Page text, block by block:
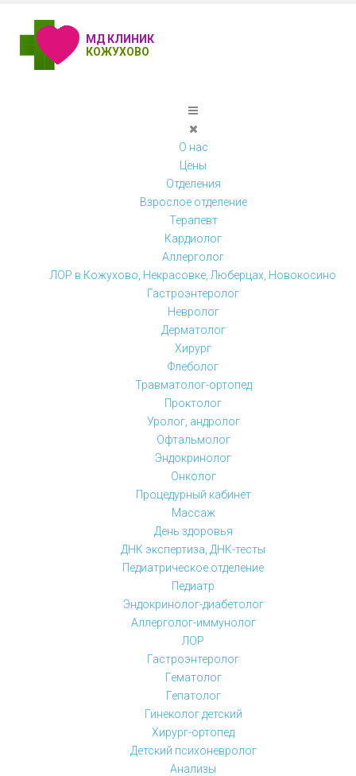
МД КЛИНИК
КОЖУХОВО
О нас
Цены
Отделения
Взрослое отделение
Терапевт
Кардиолог
Аллерголог
ЛОР в Кожухово, Некрасовке, Люберцах, Новокосино
Гастроэнтеролог
Невролог
Дерматолог
Хирург
Флеболог
Травматолог-ортопед
Проктолог
Уролог, андролог
Офтальмолог
Эндокринолог
Онколог
Процедурный кабинет
Массаж
День здоровья
ДНК экспертиза, ДНК-тесты
Педиатрическое отделение
Педиатр
Эндокринолог-диабетолог
Аллерголог-иммунолог
ЛОР
Гастроэнтеролог
Гематолог
Гепатолог
Гинеколог детский
Хирург-ортопед
Детский психоневролог
Анализы